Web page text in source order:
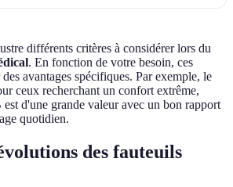
différents critères à considérer lors du
. En fonction de votre besoin, ces
avantages spécifiques. Par exemple, le
ceux recherchant un confort extrême,
d'une grande valeur avec un bon rapport
quotidien.
des fauteuils